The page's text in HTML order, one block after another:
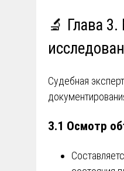
🔬 Глава
Судебная
3.1 Осмотр